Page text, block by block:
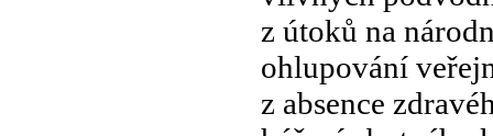
z útoků na
ohlupování
z absence